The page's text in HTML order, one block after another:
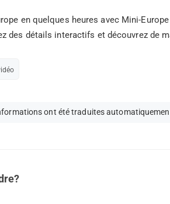
en quelques heures avec Mini-
des détails interactifs et découvrez de
ont été traduites